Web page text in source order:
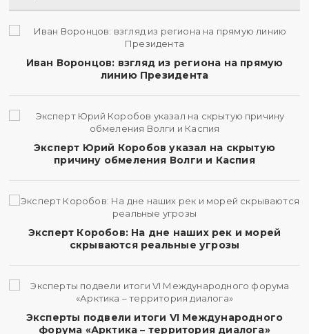
Иван Воронцов: взгляд из региона на прямую
линию Президента
Эксперт Юрий Коробов указал на скрытую
причину обмеления Волги и Каспия
Эксперт Коробов: На дне наших рек и морей
скрываются реальные угрозы
Эксперты подвели итоги VI Международного
форума «Арктика – территория диалога»